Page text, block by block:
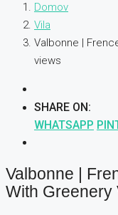
Domov
Vila
Valbonne |
views
SHARE ON:
WHATSAPP
Valbonne |
With Greenery